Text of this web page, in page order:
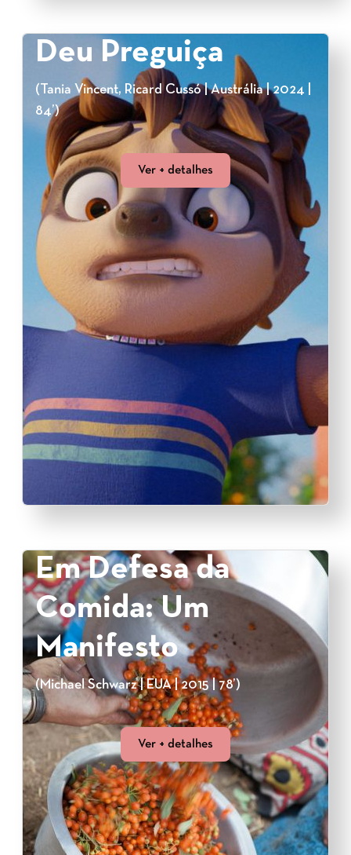
Deu Preguiça
(Tania Vincent, Ricard Cussó | Austrália | 2024 |
84’)
Ver + detalhes
Em Defesa da
Comida: Um
Manifesto
(Michael Schwarz | EUA | 2015 | 78’)
Ver + detalhes